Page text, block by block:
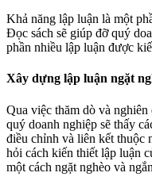
Khả năng lập luận là một
Đọc sách sẽ giúp đỡ quý
phần nhiều lập luận được
Xây dựng lập luận ngặt
Qua việc thăm dò và
quý doanh nghiệp sẽ thấy
điều chỉnh và liên kết thuộc
hỏi cách kiến thiết lập luận
một cách ngặt nghèo và